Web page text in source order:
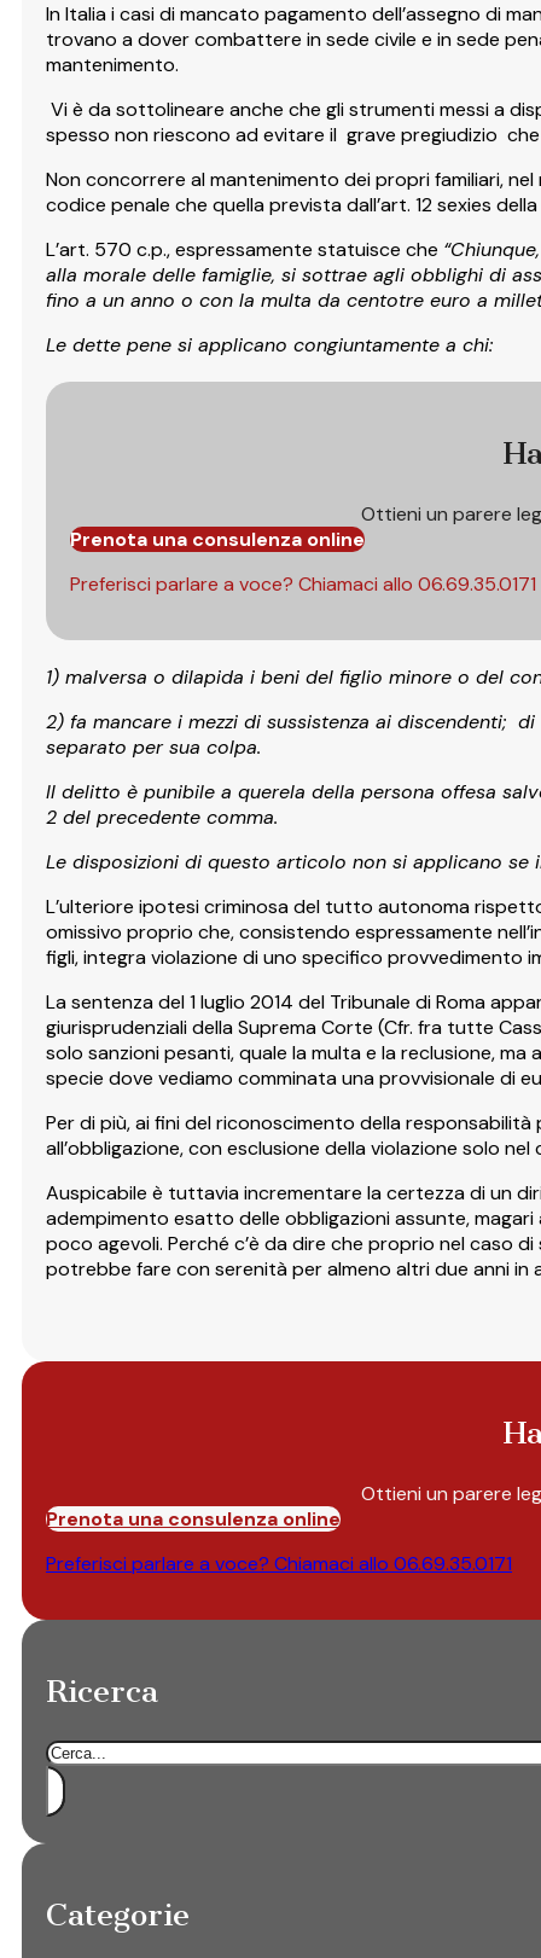
In Italia i casi di mancato pagamento dell’assegno di
trovano a dover combattere in sede civile e in sede
mantenimento.
Vi è da sottolineare anche che gli strumenti messi a
spesso non riescono ad evitare il grave pregiudizio
Non concorrere al mantenimento dei propri familiari,
codice penale che quella prevista dall’art. 12 sexies
L’art. 570 c.p., espressamente statuisce che
alla morale delle famiglie, si sottrae agli obblighi di
fino a un anno o con la multa da centotre euro a
Le dette pene si applicano congiuntamente a chi:
Ottieni un parere
Prenota una consulenza online
Preferisci parlare a voce? Chiamaci allo 06.69.35.0171
1) malversa o dilapida i beni del figlio minore o del
2) fa mancare i mezzi di sussistenza ai discendenti;
separato per sua colpa.
Il delitto è punibile a querela della persona offesa
2 del precedente comma.
Le disposizioni di questo articolo non si applicano
L’ulteriore ipotesi criminosa del tutto autonoma
omissivo proprio che, consistendo espressamente
figli, integra violazione di uno specifico provvedimento
La sentenza del 1 luglio 2014 del Tribunale di Roma
giurisprudenziali della Suprema Corte (Cfr. fra tutte
solo sanzioni pesanti, quale la multa e la reclusione,
specie dove vediamo comminata una provvisionale di
Per di più, ai fini del riconoscimento della
all’obbligazione, con esclusione della violazione solo
Auspicabile è tuttavia incrementare la certezza di un
adempimento esatto delle obbligazioni assunte,
poco agevoli. Perché c’è da dire che proprio nel caso
potrebbe fare con serenità per almeno altri due anni in
Ottieni un parere
Prenota una consulenza online
Preferisci parlare a voce? Chiamaci allo 06.69.35.0171
Ricerca
Cerca
Categorie